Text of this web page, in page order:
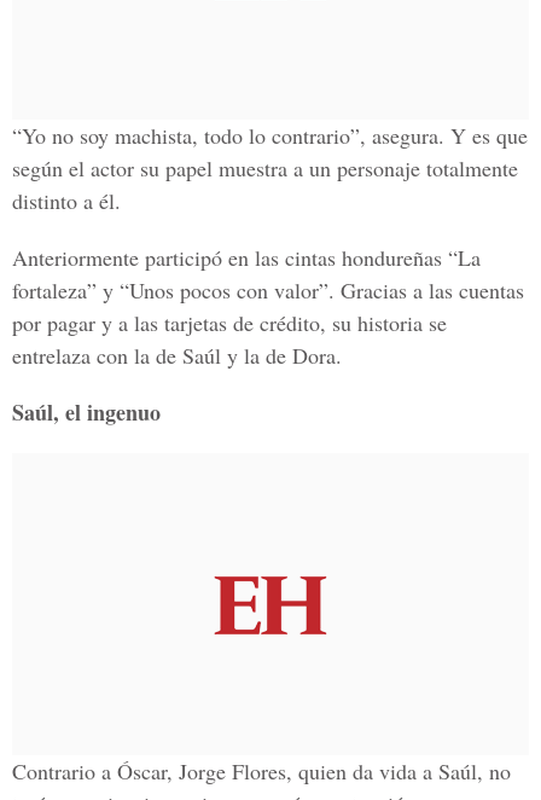
“Yo no soy machista, todo lo contrario”, asegura. Y es que
según el actor su papel muestra a un personaje totalmente
distinto a él.
Anteriormente participó en las cintas hondureñas “La
fortaleza” y “Unos pocos con valor”. Gracias a las cuentas
por pagar y a las tarjetas de crédito, su historia se
entrelaza con la de Saúl y la de Dora.
Saúl, el ingenuo
Contrario a Óscar, Jorge Flores, quien da vida a Saúl, no